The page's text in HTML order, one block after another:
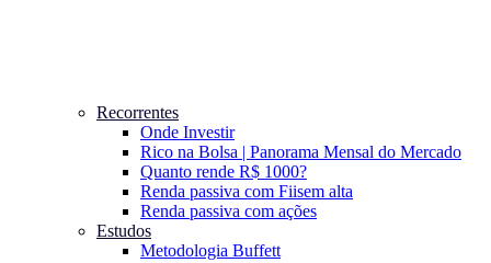
Recorrentes
Onde Investir
Rico na Bolsa | Panorama Mensal do Mercado
Quanto rende R$ 1000?
Renda passiva com Fiisem alta
Renda passiva com ações
Estudos
Metodologia Buffett